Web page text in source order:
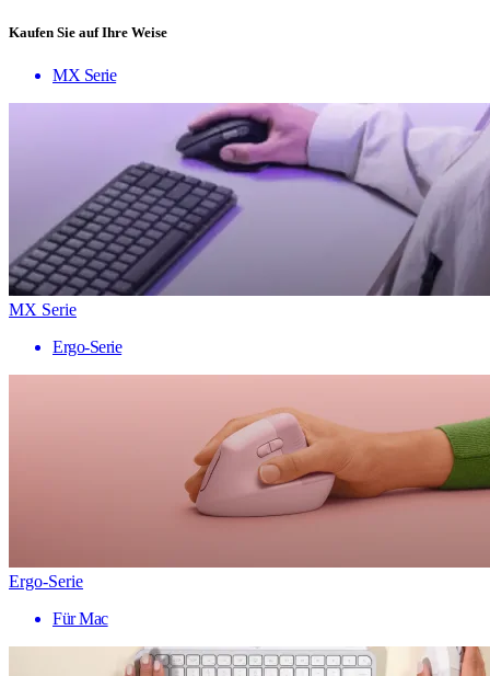
Kaufen Sie auf Ihre Weise
MX Serie
MX Serie
Ergo-Serie
Ergo-Serie
Für Mac